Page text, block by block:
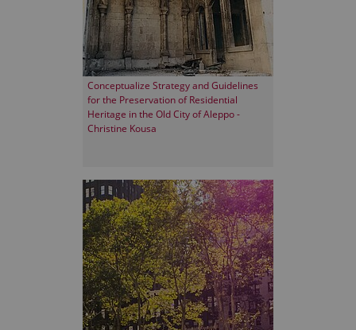
Conceptualize Strategy and Guidelines
for the Preservation of Residential
Heritage in the Old City of Aleppo -
Christine Kousa